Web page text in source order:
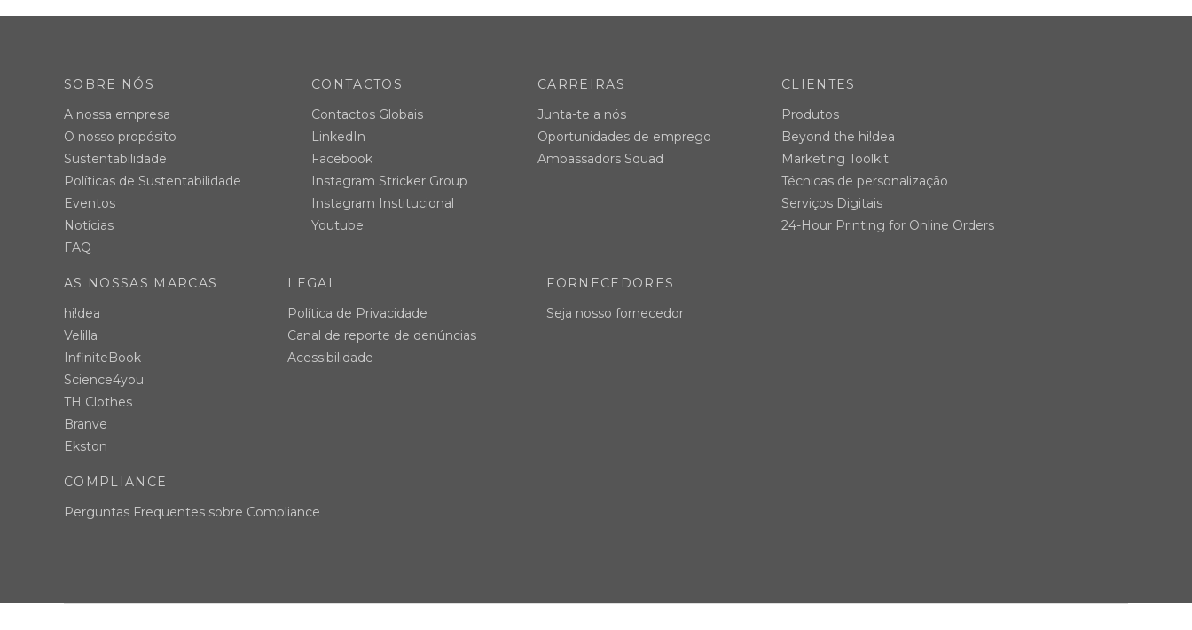
SOBRE NÓS
A nossa empresa
O nosso propósito
Sustentabilidade
Políticas de Sustentabilidade
Eventos
Notícias
FAQ
CONTACTOS
Contactos Globais
LinkedIn
Facebook
Instagram Stricker Group
Instagram Institucional
Youtube
CARREIRAS
Junta-te a nós
Oportunidades de emprego
Ambassadors Squad
CLIENTES
Produtos
Beyond the hi!dea
Marketing Toolkit
Técnicas de personalização
Serviços Digitais
24-Hour Printing for Online Orders
AS NOSSAS MARCAS
hi!dea
Velilla
InfiniteBook
Science4you
TH Clothes
Branve
Ekston
LEGAL
Política de Privacidade
Canal de reporte de denúncias
Acessibilidade
FORNECEDORES
Seja nosso fornecedor
COMPLIANCE
Perguntas Frequentes sobre Compliance